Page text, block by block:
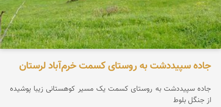
جاده سپیددشت به روستای کسمت خرم‌آباد لرستان
جاده سپیددشت به روستای کسمت یک مسیر کوهستانی زیبا پوشیده
از جنگل بلوط